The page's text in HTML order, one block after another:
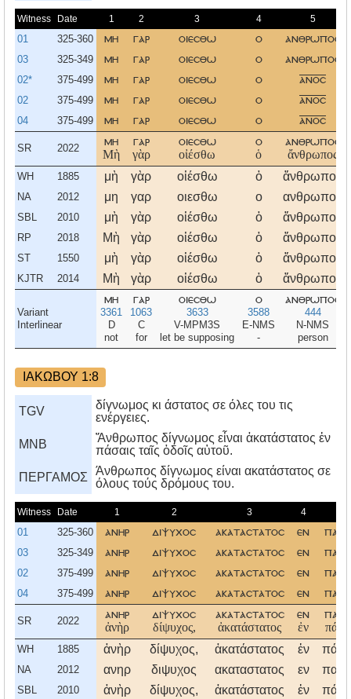
Witness Date 1 2 3 4 5
01 325-360 μη γαρ οιεσθω ο ανθρωποσ
03 325-349 μη γαρ οιεσθω ο ανθρωποσ
02* 375-499 μη γαρ οιεσθω ο ανοσ
02 375-499 μη γαρ οιεσθω ο ανοσ
04 375-499 μη γαρ οιεσθω ο ανοσ
SR 2022
μη
Μὴ
γαρ
γὰρ
οιεσθω
οἰέσθω
ο
ὁ
ανθρωποσ
ἄνθρωπος
WH 1885 μὴ γὰρ οἰέσθω ὁ ἄνθρωπος
NA 2012 μη γαρ οιεσθω ο ανθρωπος
SBL 2010 μὴ γὰρ οἰέσθω ὁ ἄνθρωπος
RP 2018 Μὴ γὰρ οἰέσθω ὁ ἄνθρωπος
ST 1550 μὴ γὰρ οἰέσθω ὁ ἄνθρωπος
KJTR 2014 Μὴ γὰρ οἰέσθω ὁ ἄνθρωπος
Variant
Interlinear
μη
3361
D
not
γαρ
1063
C
for
οιεσθω
3633
V-MPM3S
let be supposing
ο
3588
E-NMS
-
ανθρωποσ
444
N-NMS
person
ΙΑΚΩΒΟΥ 1:8
TGV
δίγνωμος κι άστατος σε όλες του τις
ενέργειες.
MNB
Ἄνθρωπος δίγνωμος εἶναι ἀκατάστατος ἐν
πάσαις ταῖς ὁδοῖς αὑτοῦ.
ΠΕΡΓΑΜΟΣ
Άνθρωπος δίγνωμος είναι ακατάστατος σε
όλους τούς δρόμους του.
Witness Date 1 2 3 4
01 325-360 ανηρ διψυχοσ ακαταστατοσ εν
03 325-349 ανηρ διψυχοσ ακαταστατοσ εν
02 375-499 ανηρ διψυχοσ ακαταστατοσ εν
04 375-499 ανηρ διψυχοσ ακαταστατοσ εν
SR 2022
ανηρ
ἀνὴρ
διψυχοσ
δίψυχος,
ακαταστατοσ
ἀκατάστατος
εν
ἐν
WH 1885 ἀνὴρ δίψυχος, ἀκατάστατος ἐν
NA 2012 ανηρ διψυχος ακαταστατος εν
SBL 2010 ἀνὴρ δίψυχος, ἀκατάστατος ἐν